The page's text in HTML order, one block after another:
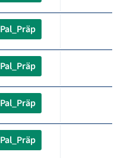
Pal_Präp
Pal_Präp
Pal_Präp
Pal_Präp